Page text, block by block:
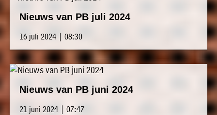
Nieuws van PB juli 2024
16 juli 2024 | 08:30
Nieuws van PB juni 2024
21 juni 2024 | 07:47